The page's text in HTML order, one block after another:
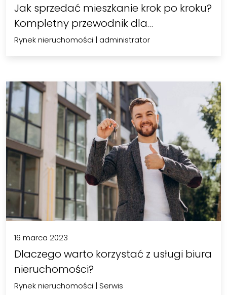
Jak sprzedać mieszkanie krok po kroku?
Kompletny przewodnik dla…
Rynek nieruchomości | administrator
16 marca 2023
Dlaczego warto korzystać z usługi biura
nieruchomości?
Rynek nieruchomości | Serwis